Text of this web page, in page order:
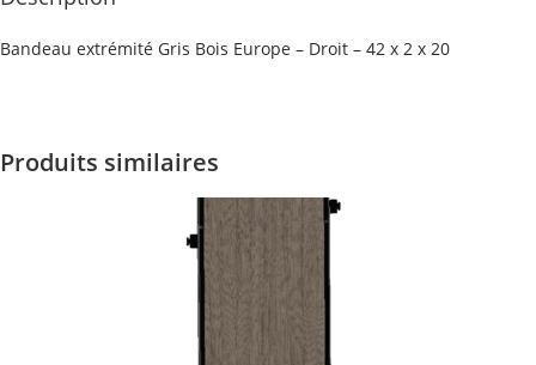
Bandeau extrémité Gris Bois Europe – Droit – 42 x 2 x 20
Produits similaires